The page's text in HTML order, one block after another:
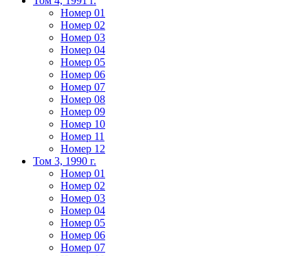
Номер 01
Номер 02
Номер 03
Номер 04
Номер 05
Номер 06
Номер 07
Номер 08
Номер 09
Номер 10
Номер 11
Номер 12
Том 3, 1990 г.
Номер 01
Номер 02
Номер 03
Номер 04
Номер 05
Номер 06
Номер 07